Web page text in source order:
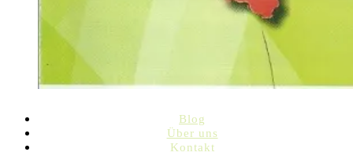
Blog
Über uns
Kontakt